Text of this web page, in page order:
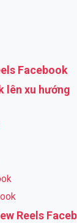
Facebook
lên xu hướng
Reels